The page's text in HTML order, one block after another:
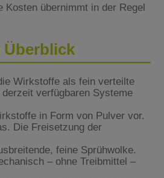
übernimmt in der Regel
Überblick
Wirkstoffe als fein verteilte
verfügbaren Systeme
in Form von Pulver vor.
Die Freisetzung der
feine Sprühwolke.
– ohne Treibmittel –